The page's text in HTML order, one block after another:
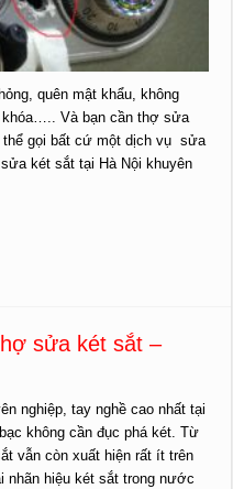
quên mật khẩu, không
Và bạn cần thợ sửa
thể gọi bất cứ một dịch vụ sửa
két sắt tại Hà Nội khuyên
sửa két sắt –
nghiệp, tay nghề cao nhất tại
không cần đục phá két. Từ
vẫn còn xuất hiện rất ít trên
hiệu két sắt trong nước